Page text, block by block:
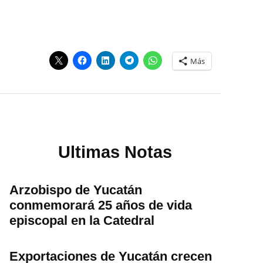
Más
Ultimas Notas
Arzobispo de Yucatán
conmemorará 25 años de vida
episcopal en la Catedral
Exportaciones de Yucatán crecen